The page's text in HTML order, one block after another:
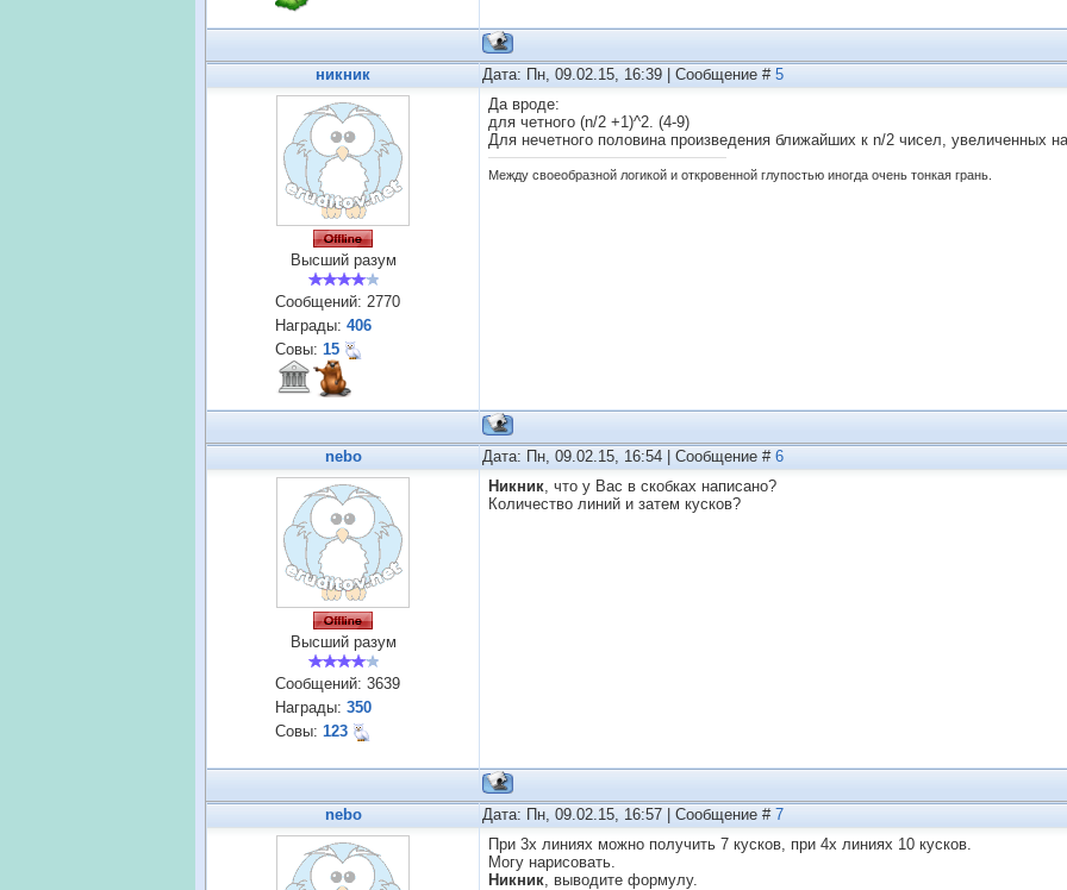
никник Дата: Пн, 09.02.15, 16:39 | Сообщение # 5
Высший разум
Сообщений: 2770
Награды: 406
Совы: 15
Да вроде:
для четного (n/2 +1)^2. (4-9)
Для нечетного половина произведения ближайших к n/2 чисел, увеличенных
Между своеобразной логикой и откровенной глупостью иногда очень тонкая грань.
nebo Дата: Пн, 09.02.15, 16:54 | Сообщение # 6
Высший разум
Сообщений: 3639
Награды: 350
Совы: 123
Никник, что у Вас в скобках написано?
Количество линий и затем кусков?
nebo Дата: Пн, 09.02.15, 16:57 | Сообщение # 7
При 3х линиях можно получить 7 кусков, при 4х линиях 10 кусков.
Могу нарисовать.
Никник, выводите формулу.